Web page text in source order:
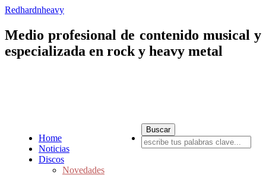
Redhardnheavy
Medio profesional de contenido musical y
especializada en rock y heavy metal
Home
Noticias
Discos
Novedades